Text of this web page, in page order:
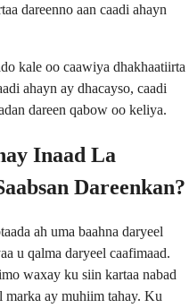
dareenno aan caadi ahayn
kale oo caawiya dhakhaatiirta
ahayn ay dhacayso, caadi
dareen qabow oo keliya.
Inaad La
Dareenkan?
ah uma baahna daryeel
u qalma daryeel caafimaad.
waxay ku siin kartaa nabad
marka ay muhiim tahay. Ku